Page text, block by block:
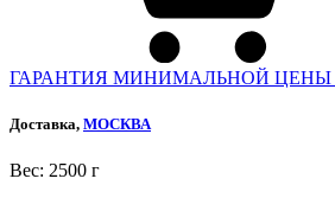
ГАРАНТИЯ МИНИМАЛЬНОЙ ЦЕНЫ
Доставка, МОСКВА
Веc: 2500 г